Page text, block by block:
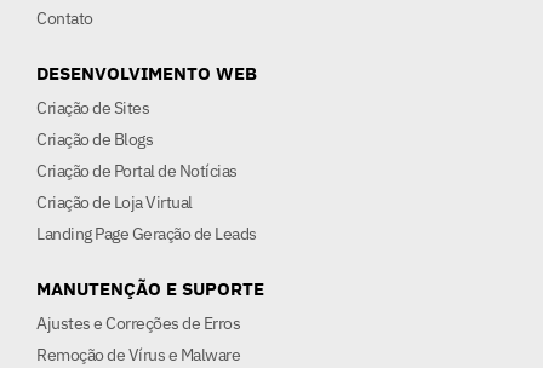
Contato
DESENVOLVIMENTO WEB
Criação de Sites
Criação de Blogs
Criação de Portal de Notícias
Criação de Loja Virtual
Landing Page Geração de Leads
MANUTENÇÃO E SUPORTE
Ajustes e Correções de Erros
Remoção de Vírus e Malware